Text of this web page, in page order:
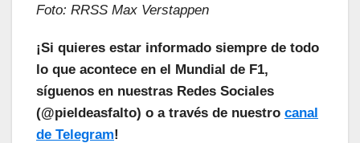
Foto: RRSS Max Verstappen
¡Si quieres estar informado siempre de todo
lo que acontece en el Mundial de F1,
síguenos en nuestras Redes Sociales
(@pieldeasfalto) o a través de nuestro canal
de Telegram!